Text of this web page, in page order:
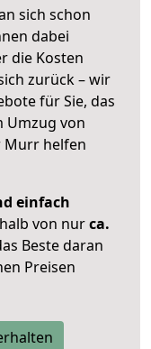
sich schon
dabei
die Kosten
zurück – wir
für Sie, das
Umzug von
Murr helfen
einfach
von nurca.
Beste daran
Preisen